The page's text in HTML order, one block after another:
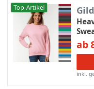
Top-Artikel
ab
inkl.